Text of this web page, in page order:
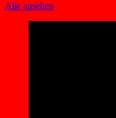
Alle ansehen